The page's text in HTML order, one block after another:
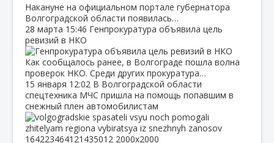
Накануне на официальном портале губернатора
Волгоградской области появилась…
28 марта 15:46 Генпрокуратура объявила цель
ревизий в НКО
Как сообщалось ранее, в Волгограде пошла волна
проверок НКО. Среди других прокуратура…
15 января 12:02 В Волгоградской области
спецтехника МЧС пришла на помощь попавшим в
снежный плен автомобилистам